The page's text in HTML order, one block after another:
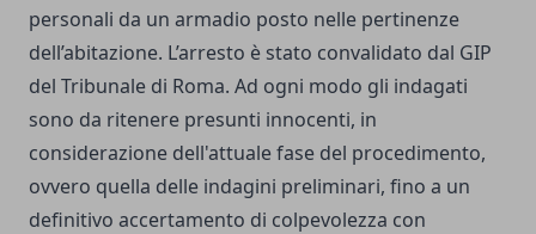
personali da un armadio posto nelle pertinenze
dell’abitazione. L’arresto è stato convalidato dal GIP
del Tribunale di Roma. Ad ogni modo gli indagati
sono da ritenere presunti innocenti, in
considerazione dell'attuale fase del procedimento,
ovvero quella delle indagini preliminari, fino a un
definitivo accertamento di colpevolezza con